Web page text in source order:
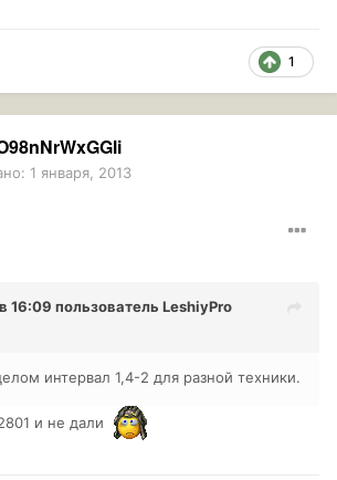
1
1 января, 2013
16:09 пользователь LeshiyPro
интервал 1,4-2 для разной техники.
и не дали